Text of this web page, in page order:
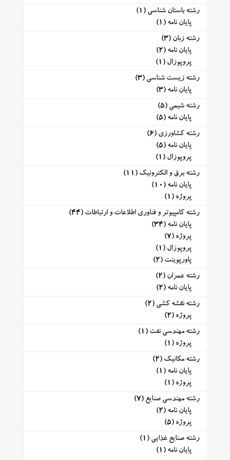
رشته باستان شناسی (1)
پایان نامه (1)
رشته زبان (3)
پایان نامه (2)
پروپوزال (1)
رشته زیست شناسی (3)
پایان نامه (3)
رشته شیمی (5)
پایان نامه (5)
رشته کشاورزی (6)
پایان نامه (5)
پروپوزال (1)
رشته برق و الکترونیک (11)
پایان نامه (10)
پروژه (1)
رشته کامپیوتر و فناوری اطلاعات و ارتباطات (44)
پایان نامه (34)
پروژه (7)
پروپوزال (1)
پاورپوینت (2)
رشته عمران (2)
پایان نامه (2)
رشته نقشه کشی (2)
پروژه (2)
رشته مهندسی نفت (1)
پروژه (1)
رشته مکانیک (2)
پایان نامه (1)
پروژه (1)
رشته مهندسی صنایع (7)
پایان نامه (2)
پروژه (5)
رشته صنایع غذایی (1)
پایان نامه (1)